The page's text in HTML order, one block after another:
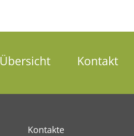
Übersicht Kontakt
Kontakte